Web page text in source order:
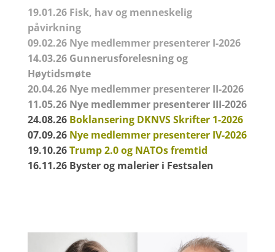
19.01.26 Fisk, hav og menneskelig
påvirkning
09.02.26 Nye medlemmer presenterer I-2026
14.03.26 Gunnerusforelesningog
Høytidsmøte
20.04.26 Nye medlemmer presenterer II-2026
11.05.26 Nye medlemmer presenterer III-2026
24.08.26 Boklansering DKNVS Skrifter 1-2026
07.09.26 Nye medlemmer presenterer IV-2026
19.10.26Trump 2.0 og NATOs fremtid
16.11.26 Byster og malerier i Festsalen